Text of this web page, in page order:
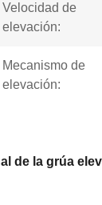
Velocidad de
elevación:
Mecanismo de
elevación: